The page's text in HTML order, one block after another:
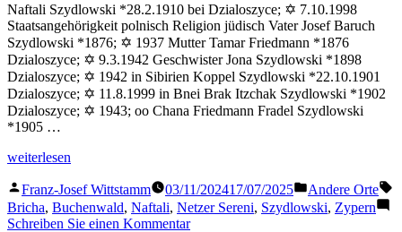
Naftali Szydlowski *28.2.1910 bei Dzialoszyce; ✡ 7.10.1998
Staatsangehörigkeit polnisch Religion jüdisch Vater Josef Baruch
Szydlowski *1876; ✡ 1937 Mutter Tamar Friedmann *1876
Dzialoszyce; ✡ 9.3.1942 Geschwister Jona Szydlowski *1898
Dzialoszyce; ✡ 1942 in Sibirien Koppel Szydlowski *22.10.1901
Dzialoszyce; ✡ 11.8.1999 in Bnei Brak Itzchak Szydlowski *1902
Dzialoszyce; ✡ 1943; oo Chana Friedmann Fradel Szydlowski
*1905 …
„Szydlowski
weiterlesen
Veröffentlicht
von
Franz-Josef Wittstamm 03/11/202417/07/2025
Veröffentlicht
in
Andere Orte
Bricha, Buchenwald, Naftali, Netzer Sereni, Szydlowski, Zypern
Schreiben Sie einen Kommentarzu